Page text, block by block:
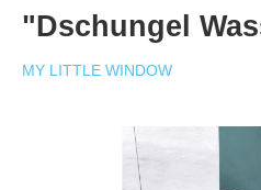
"Dschungel
MY LITTLE WINDOW